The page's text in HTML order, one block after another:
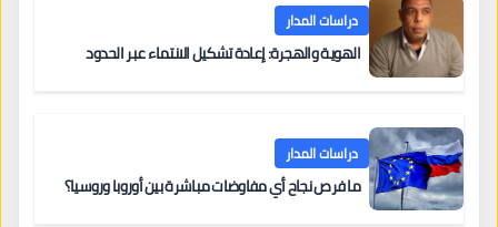
دراسات المدار
الهوية والهجرة: إعادة تشكيل الانتماء عبر الحدود
دراسات المدار
ما فرص نجاح أي مفاوضات مباشرة بين أوروبا وروسيا؟